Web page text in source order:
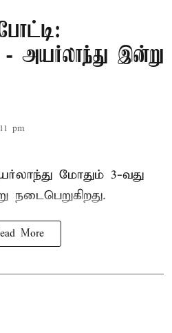
அயர்லாந்து இன்று
pm
மோதும் 3-வது
More